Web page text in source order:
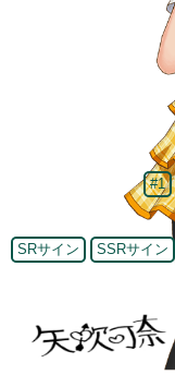
#1
SRサイン SSRサイン